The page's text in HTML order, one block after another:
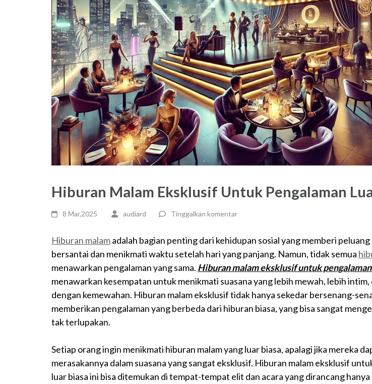
Hiburan Malam Eksklusif Untuk Pengalaman
8 Mar,2025 audiard Tinggalkan komentar
Hiburan malamadalah bagian penting dari kehidupan sosial yang memberi
bersantai dan menikmati waktu setelah hari yang panjang. Namun, tidak semua
menawarkan pengalaman yang sama. Hiburan malam eksklusif untuk
menawarkan kesempatan untuk menikmati suasana yang lebih mewah, lebih intim,
dengan kemewahan. Hiburan malam eksklusif tidak hanya sekedar bersenang-
memberikan pengalaman yang berbeda dari hiburan biasa, yang bisa sangat
tak terlupakan.
Setiap orang ingin menikmati hiburan malam yang luar biasa, apalagi jika mereka
merasakannya dalam suasana yang sangat eksklusif. Hiburan malam eksklusif
luar biasa ini bisa ditemukan di tempat-tempat elit dan acara yang dirancang